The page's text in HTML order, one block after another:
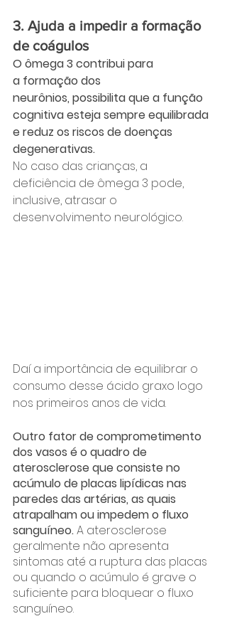
3. Ajuda a impedir a formação
de coágulos
O ômega 3 contribui para
a formação dos
neurônios, possibilita que a função
cognitiva esteja sempre equilibrada
e reduz os riscos de doenças
degenerativas.
No caso das crianças, a
deficiência de ômega 3 pode,
inclusive, atrasar o
desenvolvimento neurológico.
Daí a importância de equilibrar o
consumo desse ácido graxo logo
nos primeiros anos de vida.
Outro fator de comprometimento
dos vasos é o quadro de
aterosclerose que consiste no
acúmulo de placas lipídicas nas
paredes das artérias, as quais
atrapalham ou impedem o fluxo
sanguíneo. A aterosclerose
geralmente não apresenta
sintomas até a ruptura das placas
ou quando o acúmulo é grave o
suficiente para bloquear o fluxo
sanguíneo.